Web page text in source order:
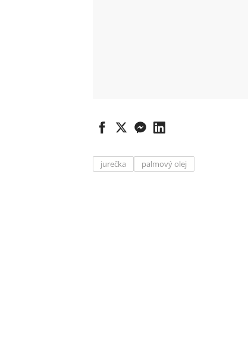
jurečka palmový olej